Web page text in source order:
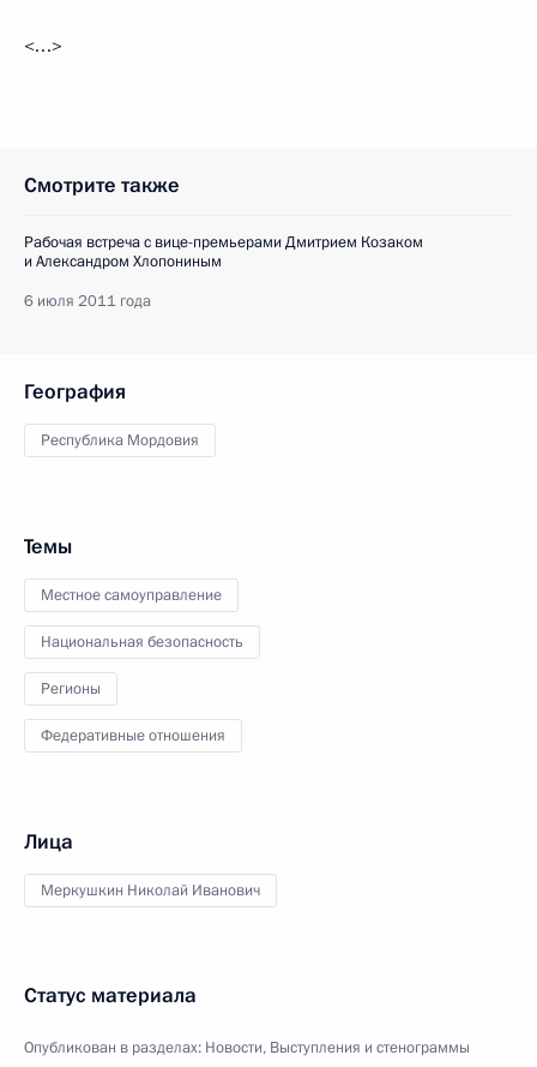
<…>
Смотрите также
Рабочая встреча с вице-премьерами Дмитрием Козаком
и Александром Хлопониным
6 июля 2011 года
География
Республика Мордовия
Темы
Местное самоуправление
Национальная безопасность
Регионы
Федеративные отношения
Лица
Меркушкин Николай Иванович
Статус материала
Опубликован в разделах: Новости, Выступления и стенограммы